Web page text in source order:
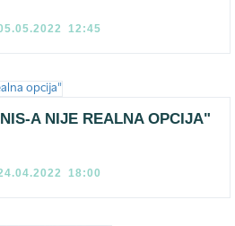
12:45
A NIJE REALNA OPCIJA"
18:00